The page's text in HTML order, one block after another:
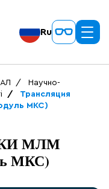
Ru
Научно-
Трансляция
МКС)
МЛМ
МКС)